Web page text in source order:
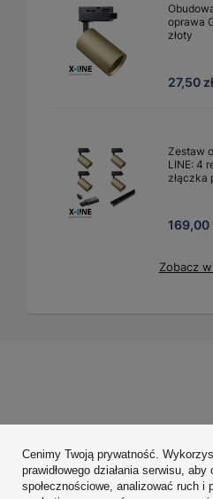
oprawa
złoty
27,50 zł
Zestaw
LINE: 4
złączka
169,00
Zobacz
Konto
Cenimy Twoją prywatność.
prawidłowego działania serwisu,
społecznościowe, analizować ruch i